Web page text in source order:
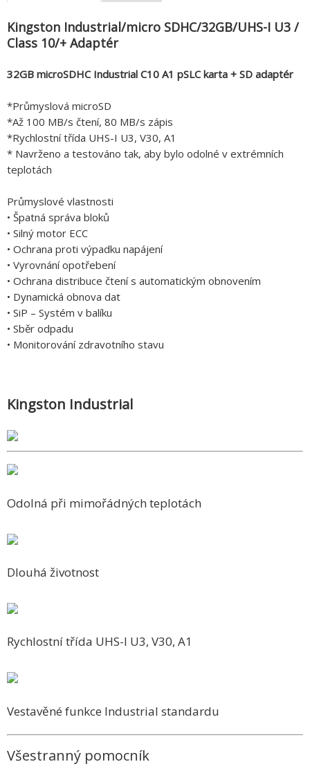
Kingston Industrial/micro SDHC/32GB/UHS-I U3 /
Class 10/+ Adaptér
32GB microSDHC Industrial C10 A1 pSLC karta + SD adaptér
*Průmyslová microSD
*Až 100 MB/s čtení, 80 MB/s zápis
*Rychlostní třída UHS-I U3, V30, A1
* Navrženo a testováno tak, aby bylo odolné v extrémních
teplotách
Průmyslové vlastnosti
• Špatná správa bloků
• Silný motor ECC
• Ochrana proti výpadku napájení
• Vyrovnání opotřebení
• Ochrana distribuce čtení s automatickým obnovením
• Dynamická obnova dat
• SiP – Systém v balíku
• Sběr odpadu
• Monitorování zdravotního stavu
Kingston Industrial
Odolná při mimořádných teplotách
Dlouhá životnost
Rychlostní třída UHS-I U3, V30, A1
Vestavěné funkce Industrial standardu
Všestranný pomocník